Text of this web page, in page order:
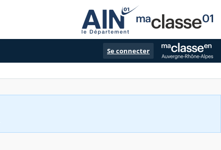
Se connecter